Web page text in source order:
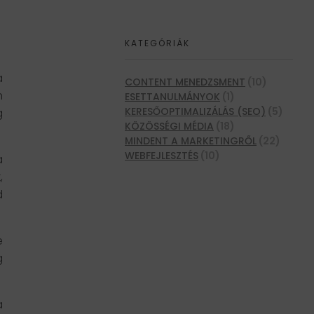
KATEGÓRIÁK
CONTENT MENEDZSMENT
ESETTANULMÁNYOK
KERESŐOPTIMALIZÁLÁS (SEO)
KÖZÖSSÉGI MÉDIA
MINDENT A MARKETINGRŐL
WEBFEJLESZTÉS